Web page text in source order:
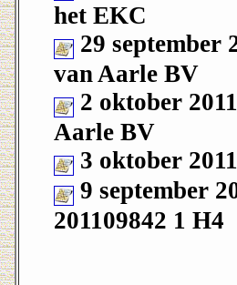
het EKC
29 september
van Aarle BV
2 oktober
Aarle BV
3 oktober
9 september
201109842 1 H4